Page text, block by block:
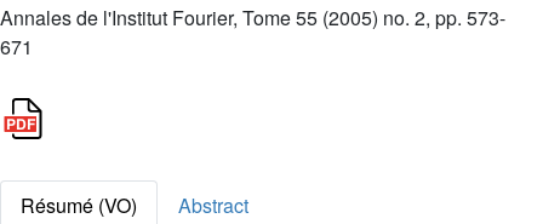
Annales de l'Institut Fourier, Tome 55 (2005) no. 2, pp. 573-
671
Résumé (VO)
Abstract